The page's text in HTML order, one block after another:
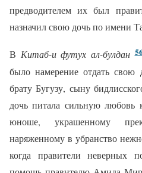
предводителем их был
назначил свою дочь по имени
В Китаб-и футух ал-булдан
было намерение отдать
брату Бугузу, сыну
дочь питала сильную
юноше, украшенному
наряженному в убранство
когда правители неверных